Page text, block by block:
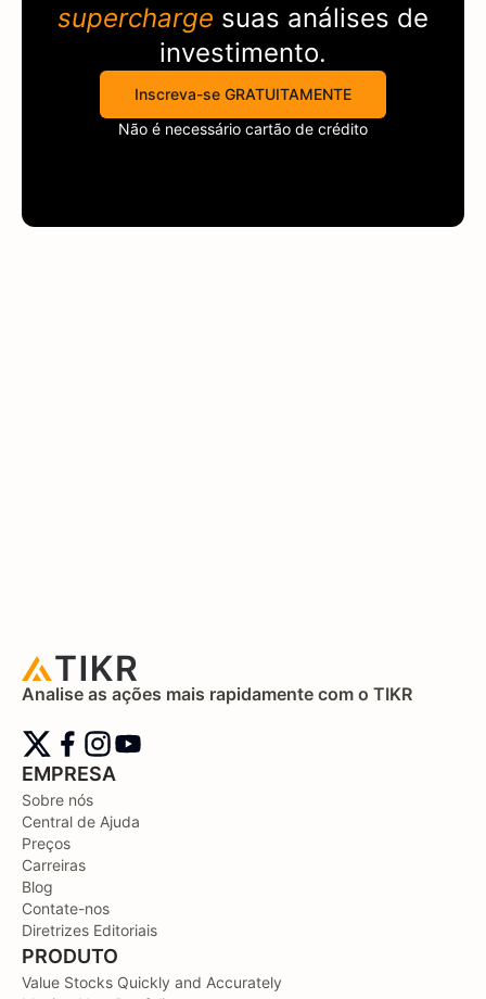
supercharge suas análises de
investimento.
Inscreva-se GRATUITAMENTE
Não é necessário cartão de crédito
Analise as ações mais rapidamente com o TIKR
EMPRESA
Sobre nós
Central de Ajuda
Preços
Carreiras
Blog
Contate-nos
Diretrizes Editoriais
PRODUTO
Value Stocks Quickly and Accurately